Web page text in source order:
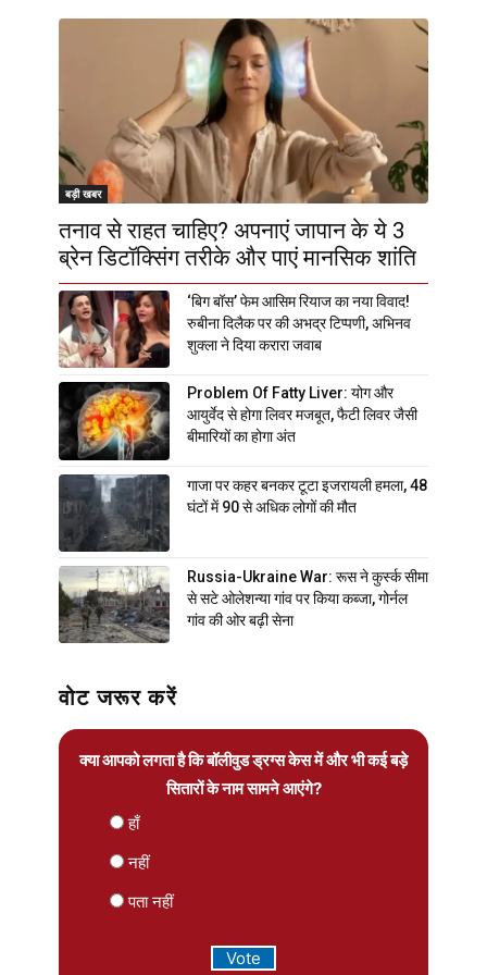
बड़ी खबर
तनाव से राहत चाहिए? अपनाएं जापान के ये 3
ब्रेन डिटॉक्सिंग तरीके और पाएं मानसिक शांति
‘बिग बॉस’ फेम आसिम रियाज का नया विवाद!
रुबीना दिलैक पर की अभद्र टिप्पणी, अभिनव
शुक्ला ने दिया करारा जवाब
Problem Of Fatty Liver: योग और
आयुर्वेद से होगा लिवर मजबूत, फैटी लिवर जैसी
बीमारियों का होगा अंत
गाजा पर कहर बनकर टूटा इजरायली हमला, 48
घंटों में 90 से अधिक लोगों की मौत
Russia-Ukraine War: रूस ने कुर्स्क सीमा
से सटे ओलेशन्या गांव पर किया कब्जा, गोर्नल
गांव की ओर बढ़ी सेना
वोट जरूर करें
क्या आपको लगता है कि बॉलीवुड ड्रग्स केस में और भी कई बड़े
सितारों के नाम सामने आएंगे?
हाँ
नहीं
पता नहीं